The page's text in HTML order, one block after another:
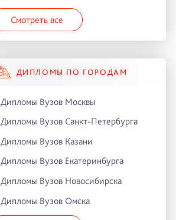
Смотреть все
ДИПЛОМЫ ПО ГОРОДАМ
Дипломы Вузов Москвы
Дипломы Вузов Санкт-Петербурга
Дипломы Вузов Казани
Дипломы Вузов Екатеринбурга
Дипломы Вузов Новосибирска
Дипломы Вузов Омска